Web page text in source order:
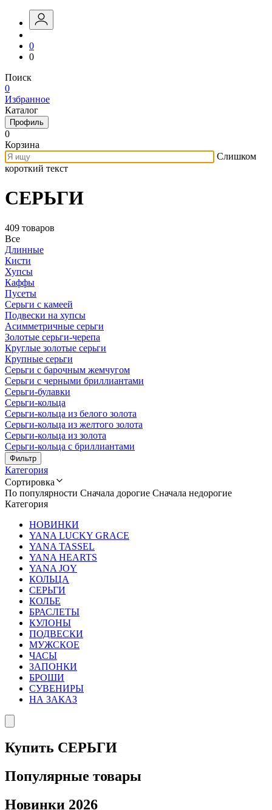
0
0
Поиск
0
Избранное
Каталог
Профиль
0
Корзина
Слишком
короткий текст
СЕРЬГИ
409 товаров
Все
Длинные
Кисти
Хупсы
Каффы
Пусеты
Серьги с камеей
Подвески на хупсы
Асимметричные серьги
Золотые серьги-черепа
Круглые золотые серьги
Крупные серьги
Серьги с барочным жемчугом
Серьги с черными бриллиантами
Серьги-булавки
Серьги-кольца
Серьги-кольца из белого золота
Серьги-кольца из желтого золота
Серьги-кольца из золота
Серьги-кольца с бриллиантами
Фильтр
Категория
Сортировка
По популярности Сначала дорогие Сначала недорогие
Категория
НОВИНКИ
YANA LUCKY GRACE
YANA TASSEL
YANA HEARTS
YANA JOY
КОЛЬЦА
СЕРЬГИ
КОЛЬЕ
БРАСЛЕТЫ
КУЛОНЫ
ПОДВЕСКИ
МУЖСКОЕ
ЧАСЫ
ЗАПОНКИ
БРОШИ
СУВЕНИРЫ
НА ЗАКАЗ
Купить СЕРЬГИ
Популярные товары
Новинки 2026